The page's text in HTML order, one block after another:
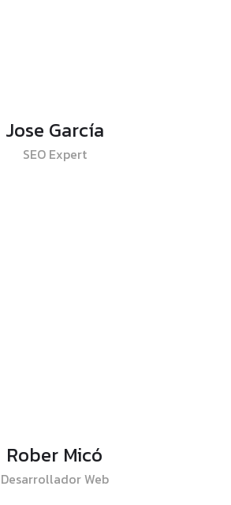
Jose García
SEO Expert
Rober Micó
Desarrollador Web